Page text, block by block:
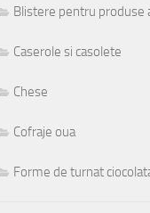
Blistere pentru produse
Caserole si casolete
Chese
Cofraje oua
Forme de turnat